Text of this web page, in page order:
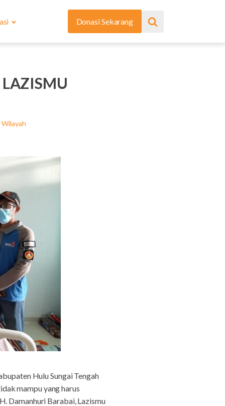
Donasi Sekarang
Wilayah
Hulu Sungai Tengah
mampu yang harus
Damanhuri Barabai, Lazismu